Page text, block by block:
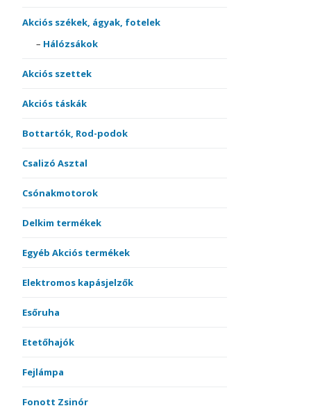
Akciós székek, ágyak, fotelek
Hálózsákok
Akciós szettek
Akciós táskák
Bottartók, Rod-podok
Csalizó Asztal
Csónakmotorok
Delkim termékek
Egyéb Akciós termékek
Elektromos kapásjelzők
Esőruha
Etetőhajók
Fejlámpa
Fonott Zsinór